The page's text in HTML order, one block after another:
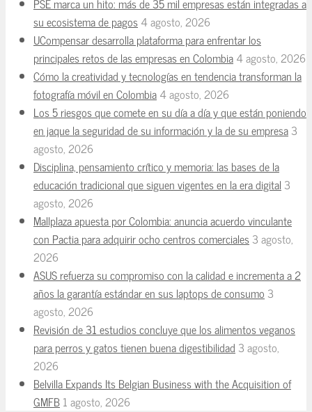
su ecosistema de pagos4 agosto, 2026
UCompensar desarrolla plataforma para enfrentar los
principales retos de las empresas en Colombia4 agosto, 2026
Cómo la creatividad y tecnologías en tendencia transforman la
fotografía móvil en Colombia4 agosto, 2026
Los 5 riesgos que comete en su día a día y que están poniendo
en jaque la seguridad de su información y la de su empresa3
agosto, 2026
Disciplina, pensamiento crítico y memoria: las bases de la
educación tradicional que siguen vigentes en la era digital 3
agosto, 2026
Mallplaza apuesta por Colombia: anuncia acuerdo vinculante
con Pactia para adquirir ocho centros comerciales3 agosto,
2026
ASUS refuerza su compromiso con la calidad e incrementa a 2
años la garantía estándar en sus laptops de consumo 3
agosto, 2026
Revisión de 31 estudios concluye que los alimentos veganos
para perros y gatos tienen buena digestibilidad 3 agosto,
2026
Belvilla Expands Its Belgian Business with the Acquisition of
GMFB1 agosto, 2026